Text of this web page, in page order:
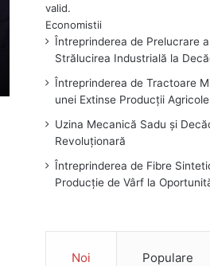
valid.
Întreprinderea de Prelucrare
Strălucirea Industrială la
Întreprinderea de Tractoare
unei Extinse Producții Agricole
Uzina Mecanică Sadu și
Revoluționară
Întreprinderea de Fibre
Producție de Vârf la
Noi Populare